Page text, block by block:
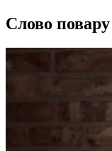
Слово повару